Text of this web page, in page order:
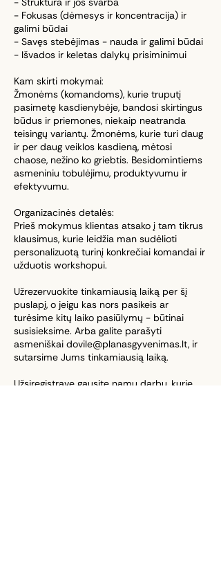
- Fokusas (dėmesys ir koncentracija) ir
galimi būdai
- Savęs stebėjimas - nauda ir galimi būdai
- Išvados ir keletas dalykų prisiminimui
Kam skirti mokymai:
Žmonėms (komandoms), kurie truputį
pasimetę kasdienybėje, bandosi skirtingus
būdus ir priemones, niekaip neatranda
teisingų variantų. Žmonėms, kurie turi daug
ir per daug veiklos kasdieną, mėtosi
chaose, nežino ko griebtis. Besidomintiems
asmeniniu tobulėjimu, produktyvumu ir
efektyvumu.
Organizacinės detalės:
Prieš mokymus klientas atsako į tam tikrus
klausimus, kurie leidžia man sudėlioti
personalizuotą turinį konkrečiai komandai ir
užduotis workshopui.
Užrezervuokite tinkamiausią laiką per šį
puslapį, o jeigu kas nors pasikeis ar
turėsime kitų laiko pasiūlymų - būtinai
susisieksime. Arba galite parašyti
asmeniškai dovile@planasgyvenimas.lt, ir
sutarsime Jums tinkamiausią laiką.
Užsiregistravę gausite namų darbų, kurie